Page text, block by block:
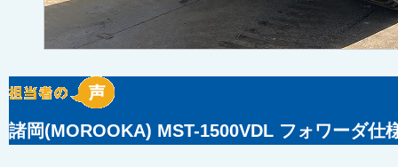
諸岡(MOROOKA) MST-1500VDL フォワーダ仕